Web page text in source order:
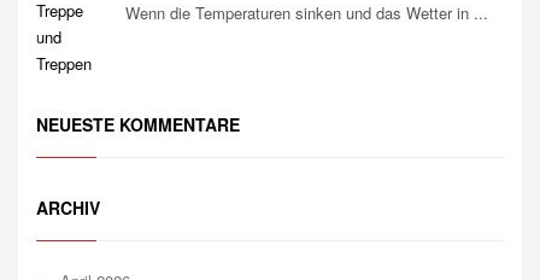
Wenn die Temperaturen sinken und das Wetter in ...
NEUESTE KOMMENTARE
ARCHIV